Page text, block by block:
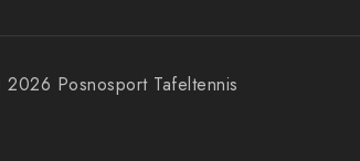
Posnosport Tafeltennis